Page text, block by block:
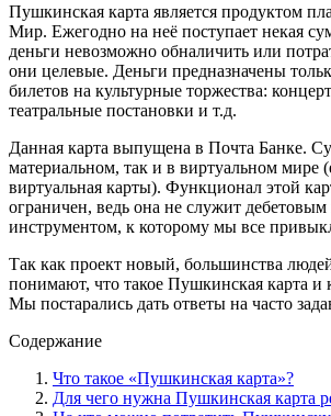
Пушкинская карта является продуктом
Мир. Ежегодно на неё поступает некая
деньги невозможно обналичить или
они целевые. Деньги предназначены
билетов на культурные торжества:
театральные постановки и т.д.
Данная карта выпущена в Почта Банке.
материальном, так и в виртуальном мире
виртуальная карты). Функционал этой
ограничен, ведь она не служит дебетовым
инструментом, к которому мы все
Так как проект новый, большинства
понимают, что такое Пушкинская карта и
Мы постарались дать ответы на часто
Содержание
Что такое «Пушкинская карта»?
Для чего нужна Пушкинская карта